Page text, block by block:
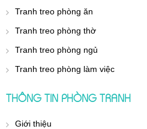
Tranh treo phòng ăn
Tranh treo phòng thờ
Tranh treo phòng ngủ
Tranh treo phòng làm việc
THÔNG TIN PHÒNG TRANH
Giới thiệu